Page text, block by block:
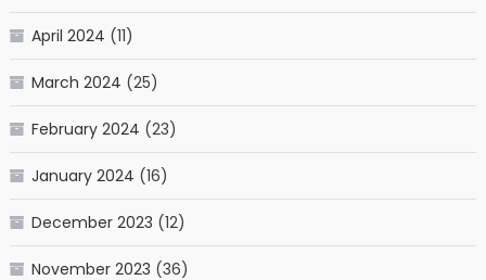
April 2024 (11)
March 2024 (25)
February 2024 (23)
January 2024 (16)
December 2023 (12)
November 2023 (36)